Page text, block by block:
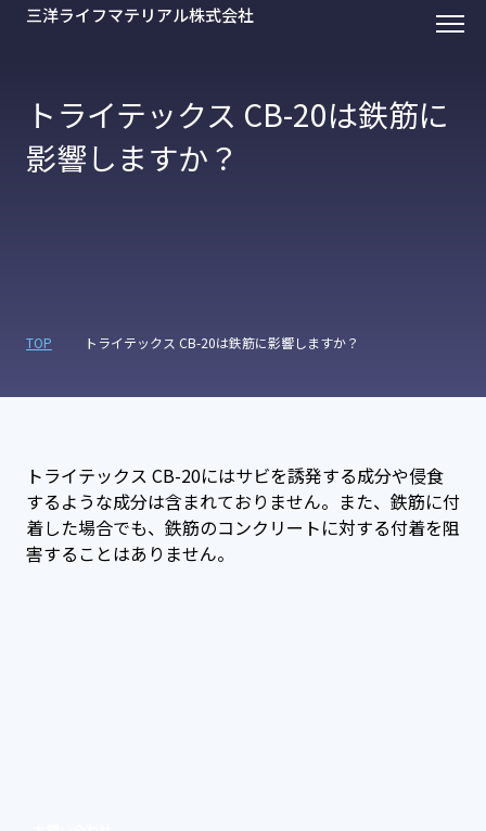
三洋ライフマテリアル株式会社
トライテックス CB-20は鉄筋に
影響しますか？
TOP トライテックス CB-20は鉄筋に影響しますか？
トライテックス CB-20にはサビを誘発する成分や侵食
するような成分は含まれておりません。また、鉄筋に付
着した場合でも、鉄筋のコンクリートに対する付着を阻
害することはありません。